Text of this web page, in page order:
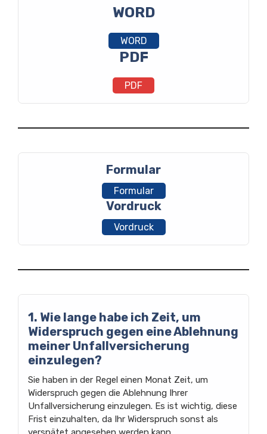
WORD
WORD
PDF
PDF
Formular
Formular
Vordruck
Vordruck
1. Wie lange habe ich Zeit, um
Widerspruch gegen eine Ablehnung
meiner Unfallversicherung
einzulegen?
Sie haben in der Regel einen Monat Zeit, um
Widerspruch gegen die Ablehnung Ihrer
Unfallversicherung einzulegen. Es ist wichtig, diese
Frist einzuhalten, da Ihr Widerspruch sonst als